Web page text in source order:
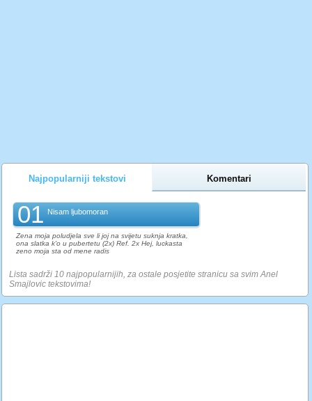
Najpopularniji tekstovi Komentari
01 Nisam ljubomoran
Zena moja poludjela sve li joj na svijetu suknja kratka,
ona slatka k'o u pubertetu (2x) Ref. 2x Hej, luckasta
zeno moja sta od mene radis
Lista sadrži 10 najpopularnijih, za ostale posjetite stranicu sa svim Anel
Smajlovic tekstovima!